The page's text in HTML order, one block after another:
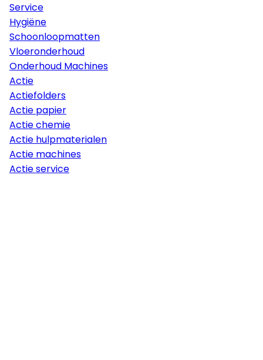
Service
Hygiëne
Schoonloopmatten
Vloeronderhoud
Onderhoud Machines
Actie
Actiefolders
Actie papier
Actie chemie
Actie hulpmaterialen
Actie machines
Actie service